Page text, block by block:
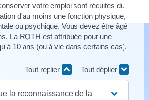
votre emploi sont réduites du
d'au moins une fonction physique,
ou psychique. Vous devez être âgé
La RQTH est attribuée pour une
10 ans (ou à vie dans certains cas).
Tout replier Tout déplier
la reconnaissance de la